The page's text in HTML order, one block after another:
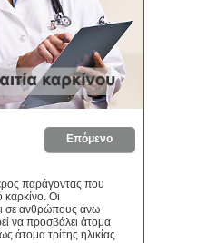
Επόμενο
παράγοντας που
Οι
σε ανθρώπους άνω
να προσβάλει άτομα
άτομα τρίτης ηλικίας.